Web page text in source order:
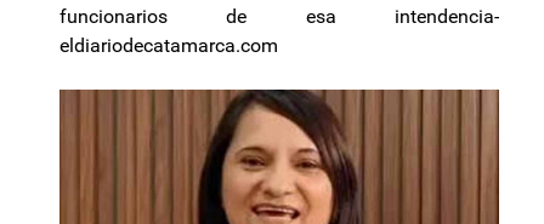
funcionarios de esa intendencia-
eldiariodecatamarca.com